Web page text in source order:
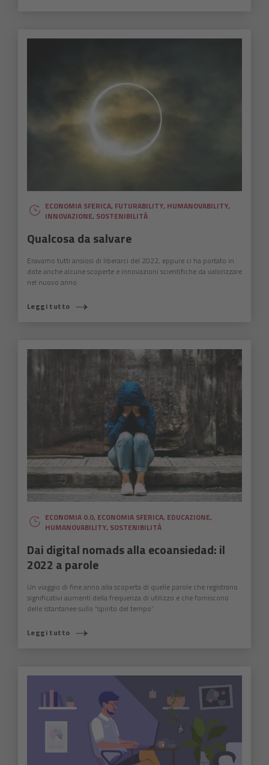
ECONOMIA SFERICA, FUTURABILITY, HUMANOVABILITY,
INNOVAZIONE, SOSTENIBILITÀ
Qualcosa da salvare
Eravamo tutti ansiosi di liberarci del 2022, eppure ci ha portato in
dote anche alcune scoperte e innovazioni scientifiche da valorizzare
nel nuovo anno.
Leggi tutto
ECONOMIA 0.0, ECONOMIA SFERICA, EDUCAZIONE,
HUMANOVABILITY, SOSTENIBILITÀ
Dai digital nomads alla ecoansiedad: il
2022 a parole
Un viaggio di fine anno alla scoperta di quelle parole che registrano
significativi aumenti della frequenza di utilizzo e che forniscono
delle istantanee sullo “spirito del tempo”.
Leggi tutto